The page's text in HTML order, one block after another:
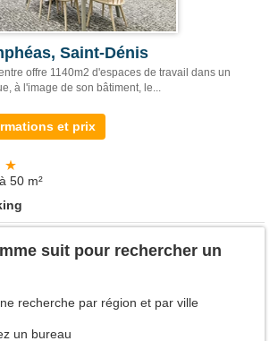
Saint-Dénis
offre 1140m2 d'espaces de travail dans un
à l'image de son bâtiment, le...
et prix
50 m²
suit pour rechercher un
recherche par région et par ville
un bureau